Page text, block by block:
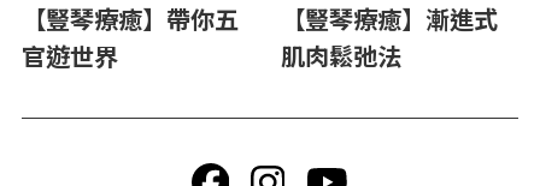
【豎琴療癒】帶你五
官遊世界
【豎琴療癒】漸進式
肌肉鬆弛法